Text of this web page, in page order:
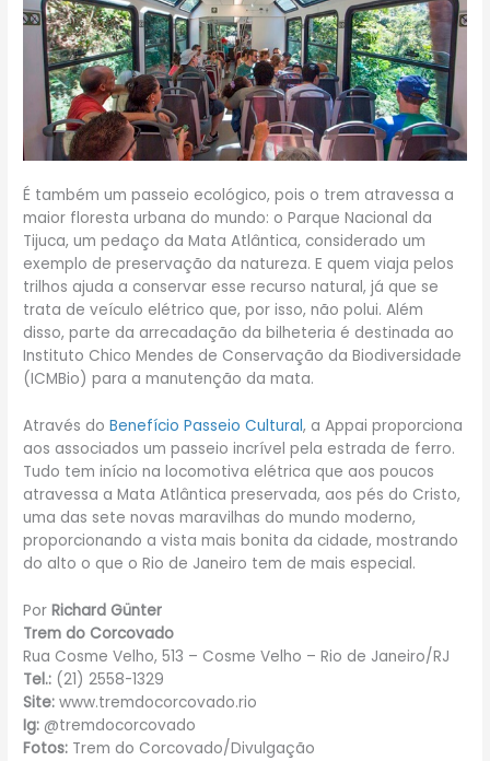
É também um passeio ecológico, pois o trem atravessa a
maior floresta urbana do mundo: o Parque Nacional da
Tijuca, um pedaço da Mata Atlântica, considerado um
exemplo de preservação da natureza. E quem viaja pelos
trilhos ajuda a conservar esse recurso natural, já que se
trata de veículo elétrico que, por isso, não polui. Além
disso, parte da arrecadação da bilheteria é destinada ao
Instituto Chico Mendes de Conservação da Biodiversidade
(ICMBio) para a manutenção da mata.
Através doBenefício Passeio Cultural, a Appai proporciona
aos associados um passeio incrível pela estrada de ferro.
Tudo tem início na locomotiva elétrica que aos poucos
atravessa a Mata Atlântica preservada, aos pés do Cristo,
uma das sete novas maravilhas do mundo moderno,
proporcionando a vista mais bonita da cidade, mostrando
do alto o que o Rio de Janeiro tem de mais especial.
Por Richard Günter
Trem do Corcovado
Rua Cosme Velho, 513 – Cosme Velho – Rio de Janeiro/RJ
Tel.: (21) 2558-1329
Site: www.tremdocorcovado.rio
Ig: @tremdocorcovado
Fotos: Trem do Corcovado/Divulgação